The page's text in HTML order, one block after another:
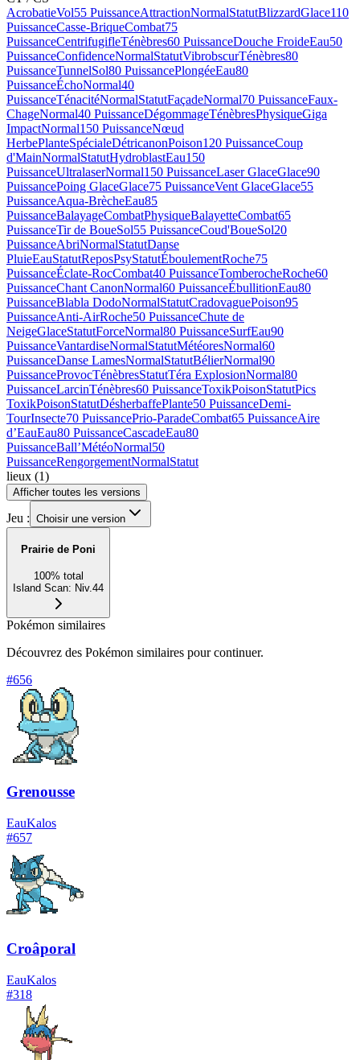
AcrobatieVol55 PuissanceAttractionNormalStatutBlizzardGlace110
PuissanceCasse-BriqueCombat75
PuissanceCentrifugifleTénèbres60 PuissanceDouche FroideEau50
PuissanceConfidenceNormalStatutVibrobscurTénèbres80
PuissanceTunnelSol80 PuissancePlongéeEau80
PuissanceÉchoNormal40
PuissanceTénacitéNormalStatutFaçadeNormal70 PuissanceFaux-
ChageNormal40 PuissanceDégommageTénèbresPhysiqueGiga
ImpactNormal150 PuissanceNœud
HerbePlanteSpécialeDétricanonPoison120 PuissanceCoup
d'MainNormalStatutHydroblastEau150
PuissanceUltralaserNormal150 PuissanceLaser GlaceGlace90
PuissancePoing GlaceGlace75 PuissanceVent GlaceGlace55
PuissanceAqua-BrècheEau85
PuissanceBalayageCombatPhysiqueBalayetteCombat65
PuissanceTir de BoueSol55 PuissanceCoud'BoueSol20
PuissanceAbriNormalStatutDanse
PluieEauStatutReposPsyStatutÉboulementRoche75
PuissanceÉclate-RocCombat40 PuissanceTomberocheRoche60
PuissanceChant CanonNormal60 PuissanceÉbullitionEau80
PuissanceBlabla DodoNormalStatutCradovaguePoison95
PuissanceAnti-AirRoche50 PuissanceChute de
NeigeGlaceStatutForceNormal80 PuissanceSurfEau90
PuissanceVantardiseNormalStatutMétéoresNormal60
PuissanceDanse LamesNormalStatutBélierNormal90
PuissanceProvocTénèbresStatutTéra ExplosionNormal80
PuissanceLarcinTénèbres60 PuissanceToxikPoisonStatutPics
ToxikPoisonStatutDésherbaffePlante50 PuissanceDemi-
TourInsecte70 PuissancePrio-ParadeCombat65 PuissanceAire
d’EauEau80 PuissanceCascadeEau80
PuissanceBall’MétéoNormal50
PuissanceRengorgementNormalStatut
lieux (1)
Afficher toutes les versions
Jeu : Choisir une version
Prairie de Poni
100% total
Island Scan: Niv.44
Pokémon similaires
Découvrez des Pokémon similaires pour continuer.
#656
Grenousse
EauKalos
#657
Croâporal
EauKalos
#318